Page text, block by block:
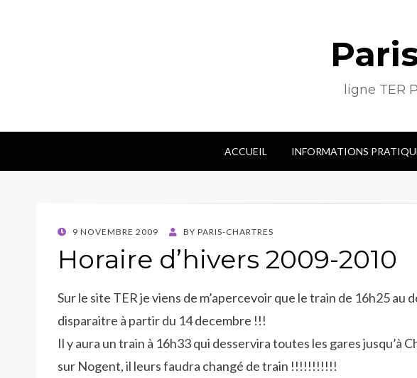
ligne TER
ACCUEIL INFORMATIONS
POSTED
9 NOVEMBRE 2009 BY PARIS-CHARTRES
Horaire d’hivers 2009-2010
Sur le site TER je viens de m’apercevoir que le train de 16h25 au
disparaitre à partir du 14 decembre !!!
Il y aura un train à 16h33 qui desservira toutes les gares jusqu’à
sur Nogent, il leurs faudra changé de train !!!!!!!!!!!